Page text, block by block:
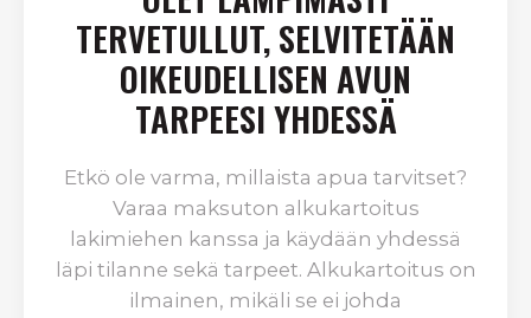
TERVETULLUT, SELVITETÄÄN
OIKEUDELLISEN AVUN
TARPEESI YHDESSÄ
Etkö ole varma, millaista apua tarvitset?
Varaa maksuton alkukartoitus
lakimiehen kanssa ja käydään yhdessä
läpi tilanne sekä tarpeet. Alkukartoitus on
ilmainen, mikäli se ei johda